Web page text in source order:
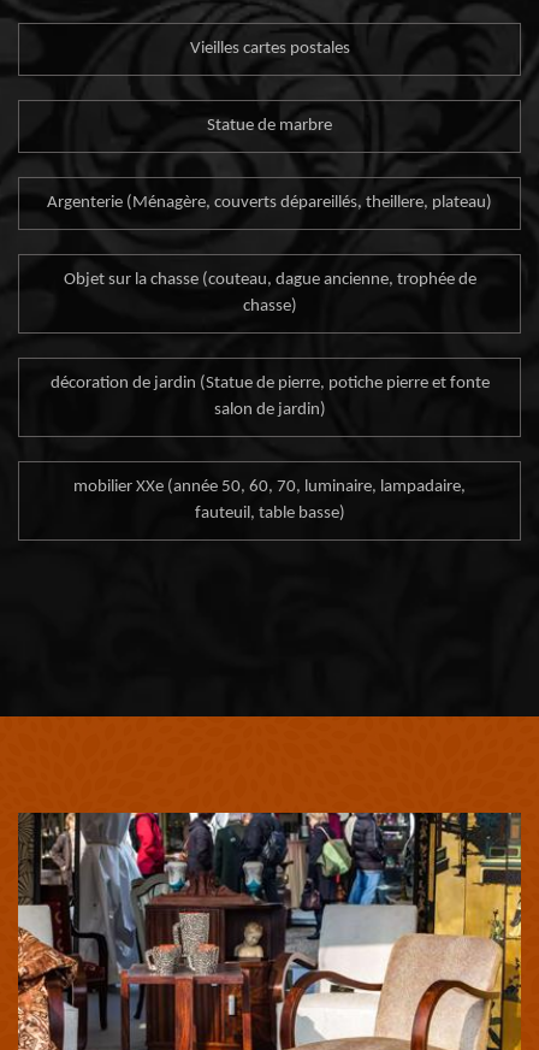
Vieilles cartes postales
Statue de marbre
Argenterie (Ménagère, couverts dépareillés, theillere, plateau)
Objet sur la chasse (couteau, dague ancienne, trophée de
chasse)
décoration de jardin (Statue de pierre, potiche pierre et fonte
salon de jardin)
mobilier XXe (année 50, 60, 70, luminaire, lampadaire,
fauteuil, table basse)